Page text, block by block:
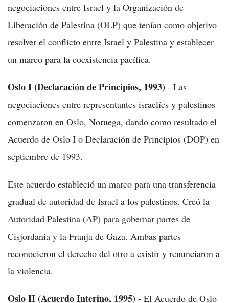
negociaciones entre Israel y la Organización de
Liberación de Palestina (OLP) que tenían como objetivo
resolver el conflicto entre Israel y Palestina y establecer
un marco para la coexistencia pacífica.
Oslo I (Declaración de Principios, 1993) - Las
negociaciones entre representantes israelíes y palestinos
comenzaron en Oslo, Noruega, dando como resultado el
Acuerdo de Oslo I o Declaración de Principios (DOP) en
septiembre de 1993.
Este acuerdo estableció un marco para una transferencia
gradual de autoridad de Israel a los palestinos. Creó la
Autoridad Palestina (AP) para gobernar partes de
Cisjordania y la Franja de Gaza. Ambas partes
reconocieron el derecho del otro a existir y renunciaron a
la violencia.
Oslo II (Acuerdo Interino, 1995) - El Acuerdo de Oslo